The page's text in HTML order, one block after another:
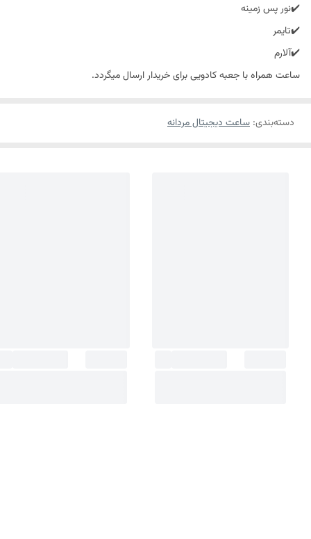
✔️نور پس زمینه
✔️تایمر
✔️آلارم
ساعت همراه با جعبه کادویی برای خریدار ارسال میگردد.
دسته‌بندی: ساعت دیجیتال مردانه